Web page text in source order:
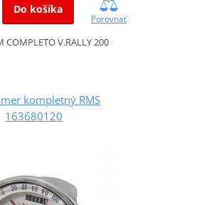
Do košíka
Porovnať
COMPLETO V.RALLY 200
kompletný RMS
163680120